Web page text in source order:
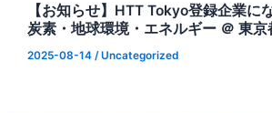
【お知らせ】HTT Tokyo登録企業に
炭素・地球環境・エネルギー ＠ 東京
2025-08-14 /Uncategorized